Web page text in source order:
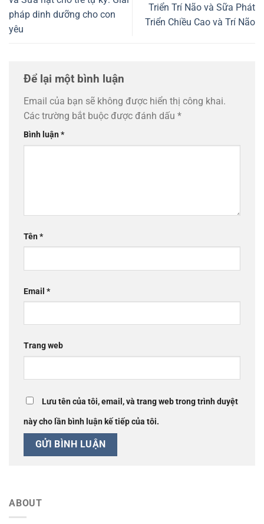
pháp dinh dưỡng cho con
yêu
Triển Trí Não và Sữa Phát
Triển Chiều Cao và Trí Não
Để lại một bình luận
Email của bạn sẽ không được hiển thị công khai.
Các trường bắt buộc được đánh dấu *
Bình luận*
Tên*
Email *
Trang web
Lưu tên của tôi, email, và trang web trong trình duyệt
này cho lần bình luận kế tiếp của tôi.
ABOUT